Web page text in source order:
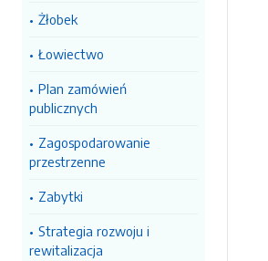
Żłobek
Łowiectwo
Plan zamówień
publicznych
Zagospodarowanie
przestrzenne
Zabytki
Strategia rozwoju i
rewitalizacja